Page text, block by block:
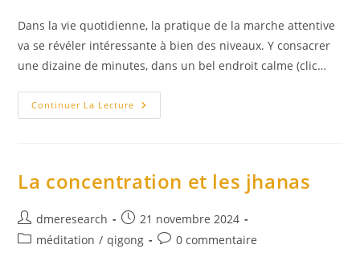
la
publication :
Dans la vie quotidienne, la pratique de la marche attentive
va se révéler intéressante à bien des niveaux. Y consacrer
une dizaine de minutes, dans un bel endroit calme (clic…
Continuer La Lecture La
Pratique
La concentration et les jhanas
Auteur/autrice
de
dmeresearch
Publication
publiée :
21 novembre 2024
Postméditation / qigong
Commentaires
0 commentaire